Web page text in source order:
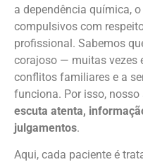
a dependência química,
compulsivos com
profissional. Sabemos
corajoso — muitas vezes
conflitos familiares e a
funciona. Por isso,
escuta atenta,
julgamentos.
Aqui, cada paciente é